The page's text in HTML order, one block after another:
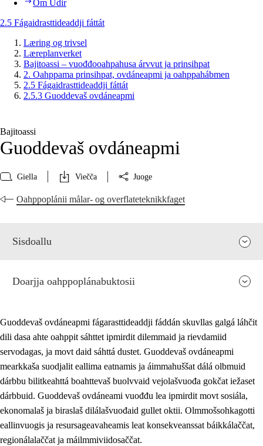
Om Udir
2.5 Fágaidrasttideaddji fáttát
Læring og trivsel
Læreplanverket
Bajitoassi – vuođđooahpahusa árvvut ja prinsihpat
2. Oahppama prinsihpat, ovdáneapmi ja oahppahábmen
2.5 Fágaidrasttideaddji fáttát
2.5.3 Guoddevaš ovdáneapmi
Bajitoassi
Guoddevaš ovdáneapmi
Giella Viečča Juoge
Oahppoplánii målar- og overflateteknikkfaget
Sisdoallu
2. Oahppama prinsihpat, ovdáneapmi ja oahppahábmen
Doarjja oahppoplánabuktosii
Guoddevaš ovdáneapmi fágarasttideaddji fáddán skuvllas galgá láhčit
dili dasa ahte oahppit sáhttet ipmirdit dilemmaid ja rievdamiid
servodagas, ja movt daid sáhttá dustet. Guoddevaš ovdáneapmi
mearkkaša suodjalit eallima eatnamis ja áimmahuššat dálá olbmuid
dárbbu bilitkeahttá boahttevaš buolvvaid vejolašvuođa gokčat iežaset
dárbbuid. Guoddevaš ovdáneami vuođđu lea ipmirdit movt sosiála,
ekonomalaš ja biraslaš dilálašvuođaid gullet oktii. Olmmošsohkagotti
eallinvuogis ja resursageavaheamis leat konsekveanssat báikkálaččat,
regionálalaččat ja máilmmiviidosaččat.